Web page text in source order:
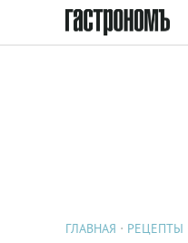
ГЛАВНАЯ РЕЦЕПТЫ